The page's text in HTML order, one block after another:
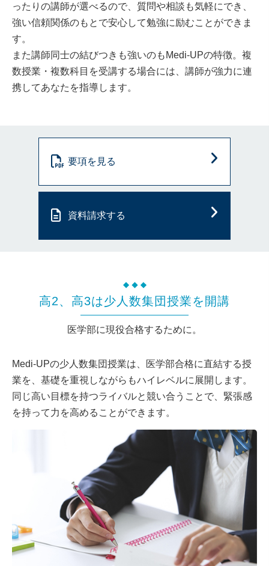
ったりの講師が選べるので、質問や相談も気軽にでき、
強い信頼関係のもとで安心して勉強に励むことができま
す。
また講師同士の結びつきも強いのもMedi-UPの特徴。複
数授業・複数科目を受講する場合には、講師が強力に連
携してあなたを指導します。
要項を見る
資料請求する
高2、高3は少人数集団授業を開講
医学部に現役合格するために。
Medi-UPの少人数集団授業は、医学部合格に直結する授
業を、基礎を重視しながらもハイレベルに展開します。
同じ高い目標を持つライバルと競い合うことで、緊張感
を持って力を高めることができます。